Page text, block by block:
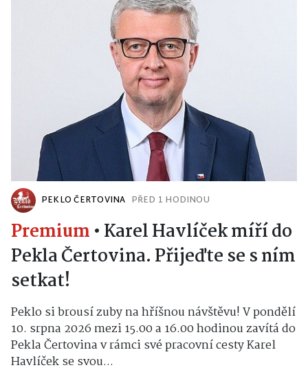
PEKLO ČERTOVINA PŘED 1 HODINOU
Premium • Karel Havlíček míří do
Pekla Čertovina. Přijeďte se s ním
setkat!
Peklo si brousí zuby na hříšnou návštěvu! V pondělí
10. srpna 2026 mezi 15.00 a 16.00 hodinou zavítá do
Pekla Čertovina v rámci své pracovní cesty Karel
Havlíček se svou...